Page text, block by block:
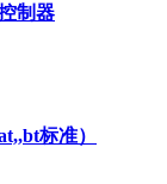
制器
标准）